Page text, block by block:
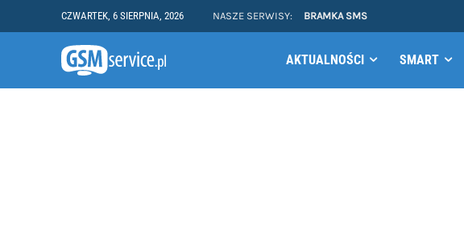
CZWARTEK, 6 SIERPNIA, 2026 NASZE SERWISY: BRAMKA SMS
AKTUALNOŚCI SMART